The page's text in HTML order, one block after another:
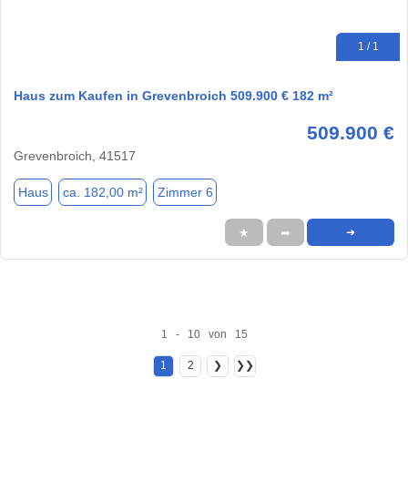
1 / 1
Haus zum Kaufen in Grevenbroich 509.900 € 182 m²
509.900 €
Grevenbroich, 41517
Haus ca. 182,00 m² Zimmer 6
★ ➦ ➜
1 - 10 von 15
1 2 ❯ ❯❯